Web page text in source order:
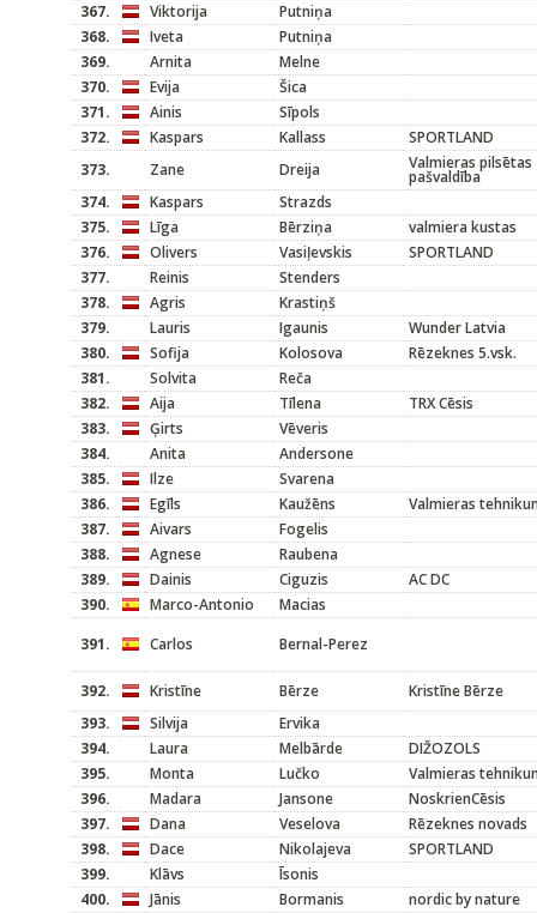
367.
Viktorija
Putniņa
368.
Iveta
Putniņa
369.
Arnita
Melne
370.
Evija
Šica
371.
Ainis
Sīpols
372.
Kaspars Kallass
SPORTLAND
373.
Zane Dreija Valmieras pilsētas
pašvaldība
374.
Kaspars
Strazds
375.
Līga Bērziņa
valmiera kustas
376.
Olivers Vasiļevskis
SPORTLAND
377.
Reinis
Stenders
378.
Agris
Krastiņš
379.
Lauris Igaunis
Wunder Latvia
380.
Sofija Kolosova
Rēzeknes 5.vsk.
381.
Solvita
Reča
382.
Aija Tīlena
TRX Cēsis
383.
Ģirts
Vēveris
384.
Anita
Andersone
385.
Ilze
Svarena
386.
Egīls Kaužēns
Valmieras
387.
Aivars
Fogelis
388.
Agnese
Raubena
389.
Dainis Ciguzis
AC DC
390.
Marco-Antonio
Macias
391.
Carlos Bernal-Perez
392. Kristīne Bērze
Kristīne Bērze
393.
Silvija
Ervika
394.
Laura Melbārde
DIŽOZOLS
395.
Monta Lučko
Valmieras
396.
Madara Jansone
NoskrienCēsis
397.
Dana Veselova
Rēzeknes novads
398.
Dace Nikolajeva
SPORTLAND
399.
Klāvs
Īsonis
400.
Jānis Bormanis
nordic by nature